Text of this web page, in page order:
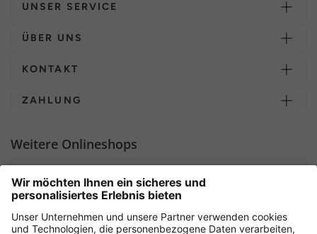
UNSER SERVICE
ÜBER UNS
KONTAKT
ZAHLUNG
Weitere Onlineshops